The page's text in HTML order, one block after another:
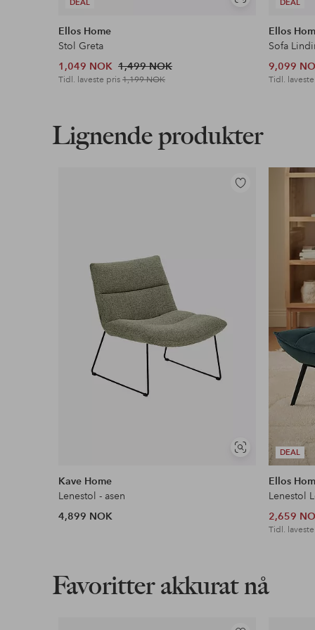
DEAL
Vis
Ellos Home
Stol Greta
1,049 NOK 1,499 NOK
Tidl. laveste pris1,199 NOK
DEAL
Ellos
Sofa
9,099
Tidl.
Lignende produkter
Vis
lignende
Legg
Kave Home
Lenestol - asen
4,899 NOK
DEAL
Ellos
Lenestol
2,659
Tidl.
Favoritter akkurat nå